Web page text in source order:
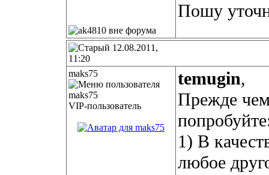
Пошу
12.08.2011,
11:20
maks75
VIP-пользователь
temugin,
Прежде
1) В
любое